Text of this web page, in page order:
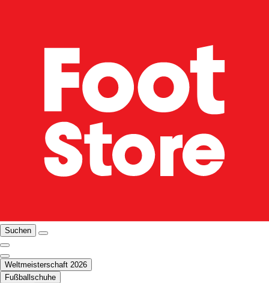
Suchen
Weltmeisterschaft 2026
Fußballschuhe